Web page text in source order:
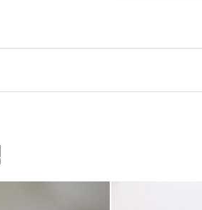
구요? 이 음식을 꼭 섭
증, 퇴행성디스크, 척추
증운동, 눌린 신경을 풀
운동